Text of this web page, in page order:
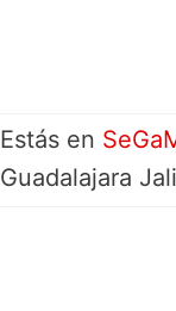
Estás en
Guadalajara